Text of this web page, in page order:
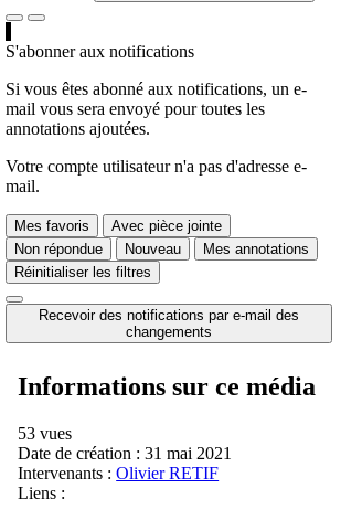
S'abonner aux notifications
Si vous êtes abonné aux notifications, un e-
mail vous sera envoyé pour toutes les
annotations ajoutées.
Votre compte utilisateur n'a pas d'adresse e-
mail.
Mes favoris
Avec pièce jointe
Non répondue
Nouveau
Mes annotations
Réinitialiser les filtres
Recevoir des notifications par e-mail des
changements
Informations sur ce média
53 vues
Date de création : 31 mai 2021
Intervenants : Olivier RETIF
Liens :